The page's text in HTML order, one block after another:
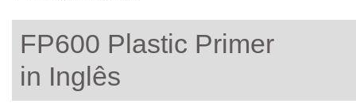
FP600 Plastic Primer
in Inglês